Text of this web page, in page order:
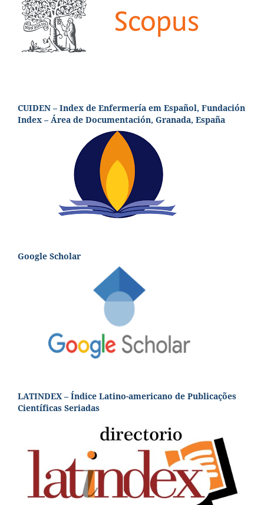
CUIDEN – Index de Enfermería em Español, Fundación
Index – Área de Documentación, Granada, España
Google Scholar
LATINDEX – Índice Latino-americano de Publicações
Científicas Seriadas